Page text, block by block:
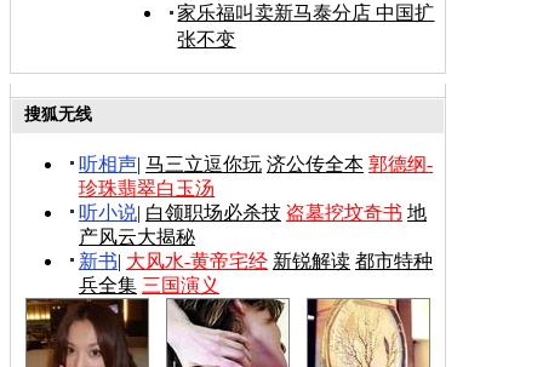
家乐福叫卖新马泰分店 中国扩
张不变
搜狐无线
听相声| 马三立逗你玩 济公传全本 郭德纲-
珍珠翡翠白玉汤
听小说| 白领职场必杀技 盗墓挖坟奇书 地
产风云大揭秘
新书| 大风水-黄帝宅经 新锐解读 都市特种
兵全集 三国演义